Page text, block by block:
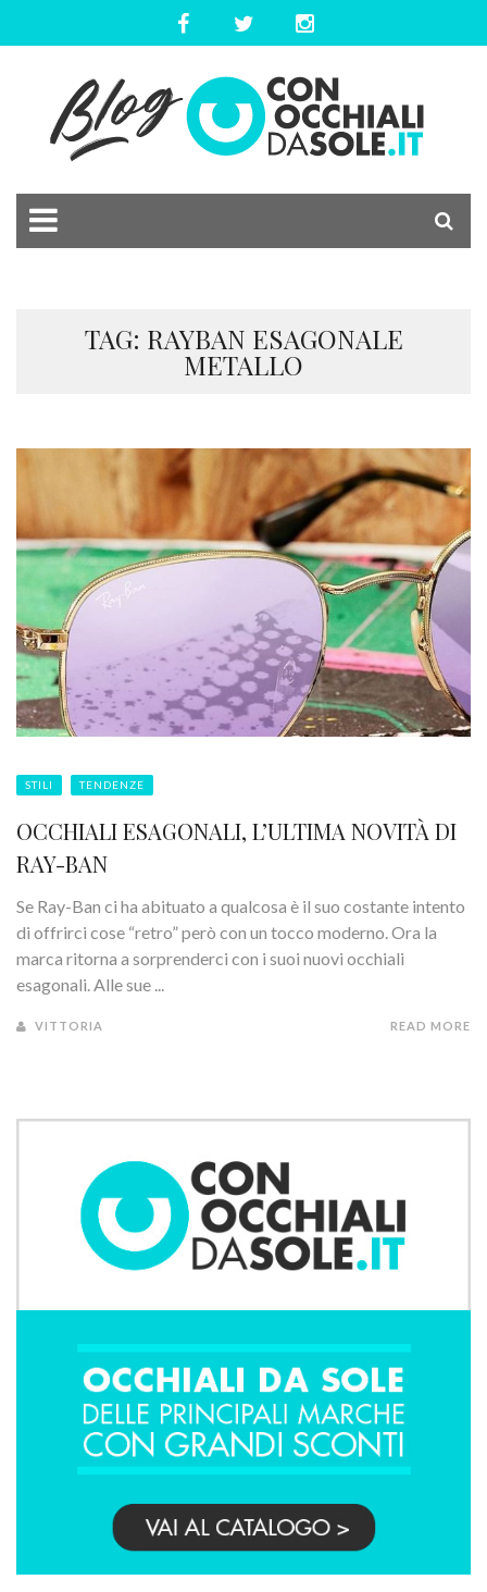
TAG: RAYBAN ESAGONALE
METALLO
STILI TENDENZE
OCCHIALI ESAGONALI, L’ULTIMA NOVITÀ DI
RAY-BAN
Se Ray-Ban ci ha abituato a qualcosa è il suo costante intento
di offrirci cose “retro” però con un tocco moderno. Ora la
marca ritorna a sorprenderci con i suoi nuovi occhiali
esagonali. Alle sue ...
VITTORIA READ MORE